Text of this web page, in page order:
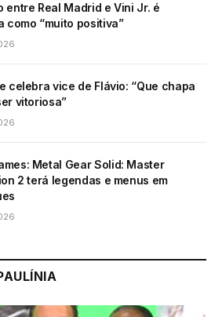
entre Real Madrid e Vini Jr. é
como “muito positiva”
celebra vice de Flávio: “Que chapa
vitoriosa”
Metal Gear Solid: Master
2 terá legendas e menus em